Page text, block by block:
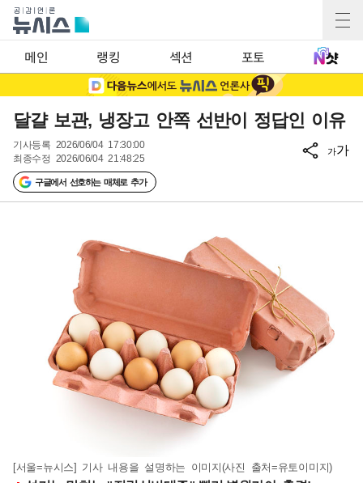
메인 랭킹 섹션 포토
달걀 보관, 냉장고 안쪽 선반이 정답인 이유
기사등록 2026/06/04 17:30:00
최종수정 2026/06/04 21:48:25
구글에서 선호하는 매체로 추가
가가
[서울=뉴시스] 기사 내용을 설명하는 이미지(사진 출처=유토이미지)